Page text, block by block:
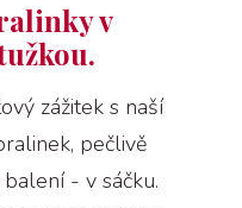
v
zážitek s naší
pečlivě
- v sáčku.